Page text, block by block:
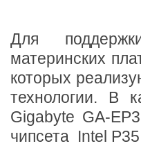
Для
материнских
которых
технологии. В
Gigabyte GA-
чипсета Intel